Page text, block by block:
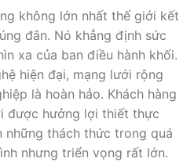
không lớn nhất thế giới kết
đắn. Nó khẳng định sức
xa của ban điều hành khối.
hiện đại, mạng lưới rộng
là hoàn hảo. Khách hàng
được hưởng lợi thiết thực
những thách thức trong quá
nhưng triển vọng rất lớn.